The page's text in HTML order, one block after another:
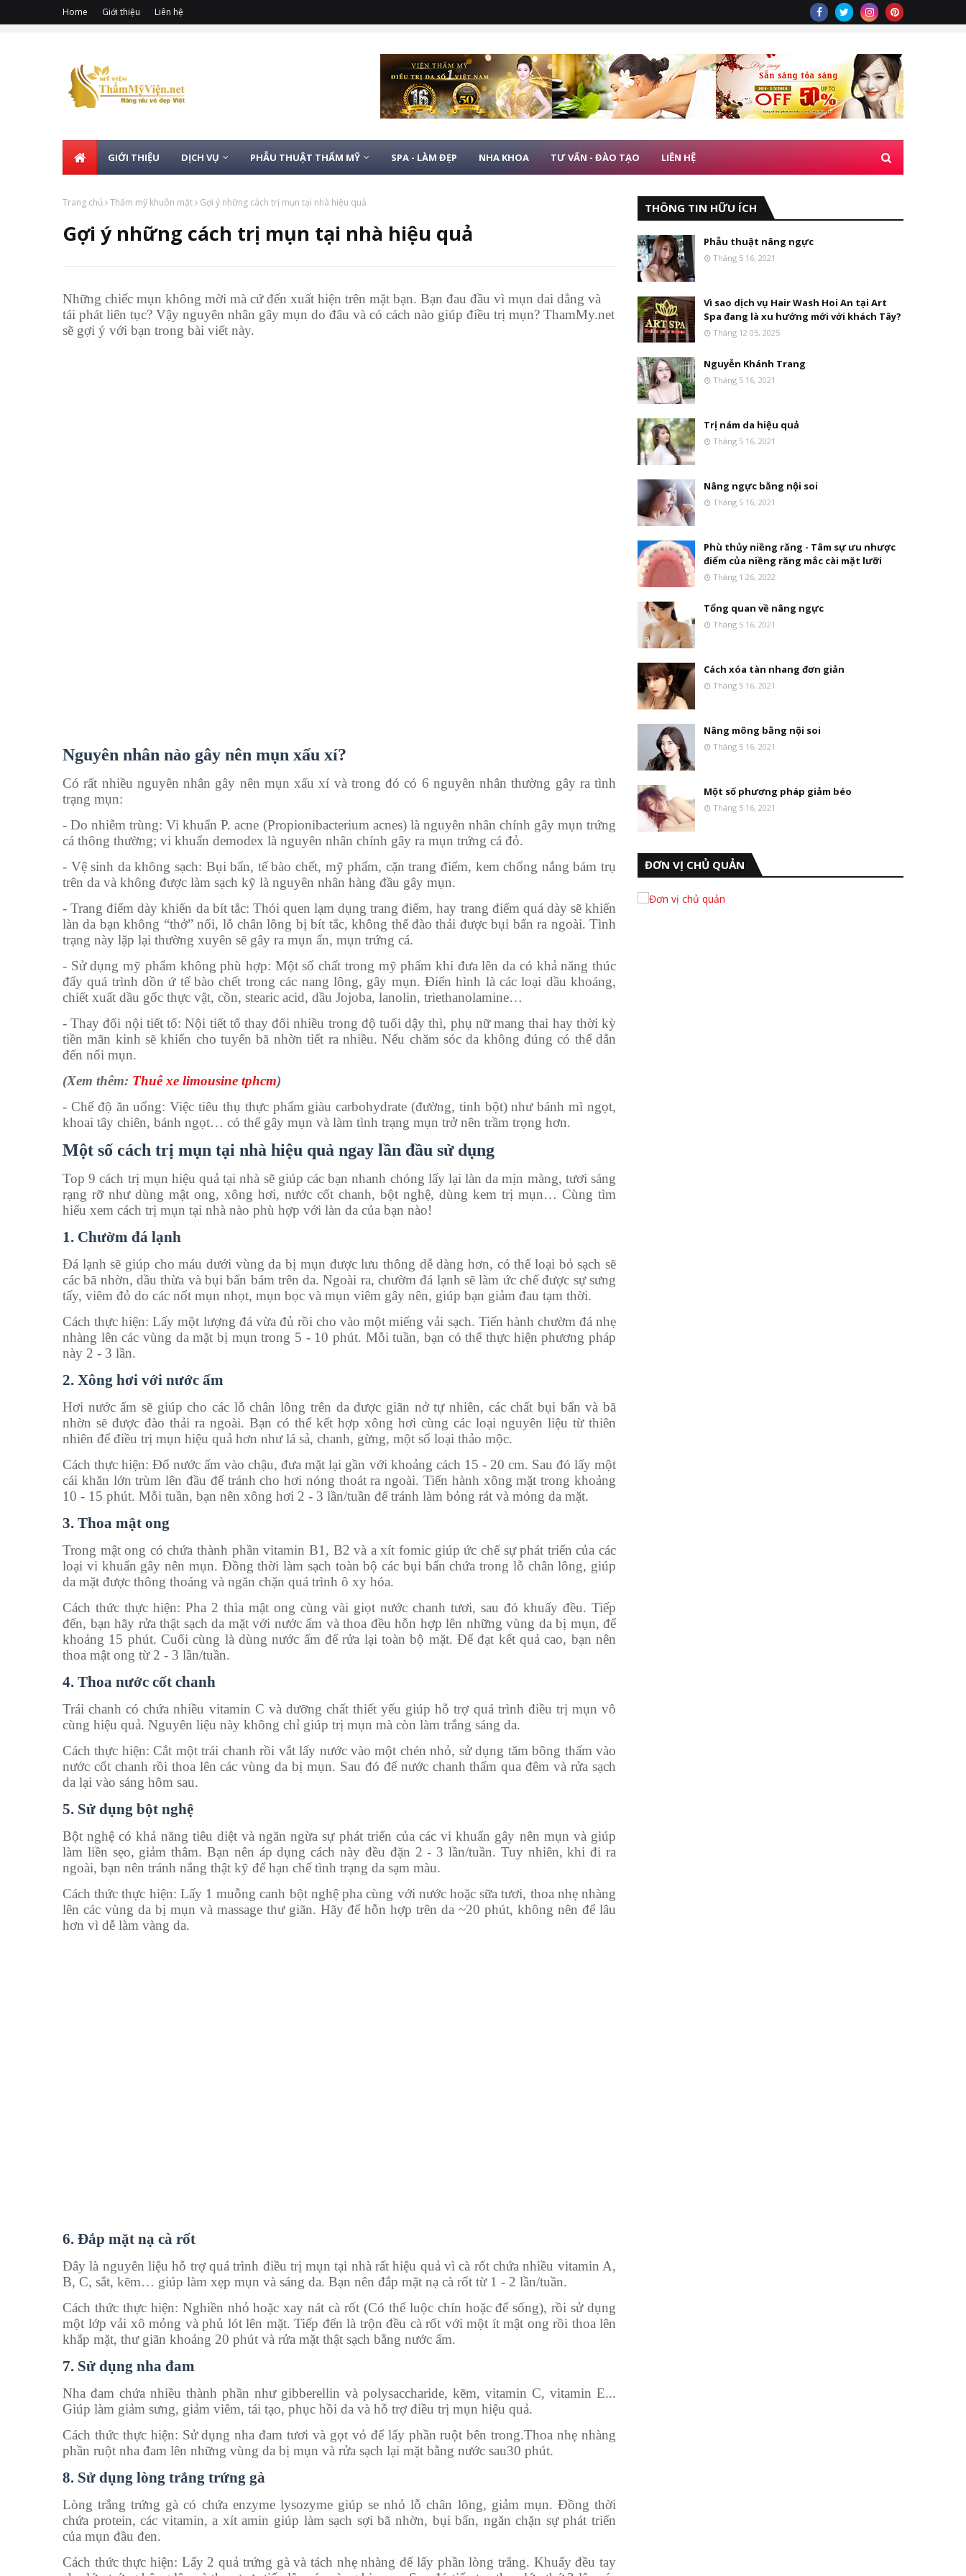
Home Giới thiệu Liên hệ
GIỚI THIỆU DỊCH VỤ PHẪU THUẬT THẨM MỸ SPA - LÀM ĐẸP NHA KHOA TƯ VẤN - ĐÀO TẠO LIÊN HỆ
Trang chủ Thẩm mỹ khuôn mặt Gợi ý những cách trị mụn tại nhà hiệu quả
Gợi ý những cách trị mụn tại nhà hiệu quả
Những chiếc mụn không mời mà cứ đến xuất hiện trên mặt bạn. Bạn đau đầu vì mụn dai dẳng và
tái phát liên tục? Vậy nguyên nhân gây mụn do đâu và có cách nào giúp điều trị mụn? ThamMy.net
sẽ gợi ý với bạn trong bài viết này.
Nguyên nhân nào gây nên mụn xấu xí?
Có rất nhiều nguyên nhân gây nên mụn xấu xí và trong đó có 6 nguyên nhân thường gây ra tình
trạng mụn:
- Do nhiễm trùng: Vi khuẩn P. acne (Propionibacterium acnes) là nguyên nhân chính gây mụn trứng
cá thông thường; vi khuẩn demodex là nguyên nhân chính gây ra mụn trứng cá đỏ.
- Vệ sinh da không sạch: Bụi bẩn, tế bào chết, mỹ phẩm, cặn trang điểm, kem chống nắng bám trụ
trên da và không được làm sạch kỹ là nguyên nhân hàng đầu gây mụn.
- Trang điểm dày khiến da bít tắc: Thói quen lạm dụng trang điểm, hay trang điểm quá dày sẽ khiến
làn da bạn không “thở” nổi, lỗ chân lông bị bít tắc, không thể đào thải được bụi bẩn ra ngoài. Tình
trạng này lặp lại thường xuyên sẽ gây ra mụn ẩn, mụn trứng cá.
- Sử dụng mỹ phẩm không phù hợp: Một số chất trong mỹ phẩm khi đưa lên da có khả năng thúc
đẩy quá trình dồn ứ tế bào chết trong các nang lông, gây mụn. Điển hình là các loại dầu khoáng,
chiết xuất dầu gốc thực vật, cồn, stearic acid, dầu Jojoba, lanolin, triethanolamine…
- Thay đổi nội tiết tố: Nội tiết tố thay đổi nhiều trong độ tuổi dậy thì, phụ nữ mang thai hay thời kỳ
tiền mãn kinh sẽ khiến cho tuyến bã nhờn tiết ra nhiều. Nếu chăm sóc da không đúng có thể dẫn
đến nổi mụn.
(Xem thêm: Thuê xe limousine tphcm)
- Chế độ ăn uống: Việc tiêu thụ thực phẩm giàu carbohydrate (đường, tinh bột) như bánh mì ngọt,
khoai tây chiên, bánh ngọt… có thể gây mụn và làm tình trạng mụn trở nên trầm trọng hơn.
Một số cách trị mụn tại nhà hiệu quả ngay lần đầu sử dụng
Top 9 cách trị mụn hiệu quả tại nhà sẽ giúp các bạn nhanh chóng lấy lại làn da mịn màng, tươi sáng
rạng rỡ như dùng mật ong, xông hơi, nước cốt chanh, bột nghệ, dùng kem trị mụn… Cùng tìm
hiểu xem cách trị mụn tại nhà nào phù hợp với làn da của bạn nào!
1. Chườm đá lạnh
Đá lạnh sẽ giúp cho máu dưới vùng da bị mụn được lưu thông dễ dàng hơn, có thể loại bỏ sạch sẽ
các bã nhờn, dầu thừa và bụi bẩn bám trên da. Ngoài ra, chườm đá lạnh sẽ làm ức chế được sự sưng
tấy, viêm đỏ do các nốt mụn nhọt, mụn bọc và mụn viêm gây nên, giúp bạn giảm đau tạm thời.
Cách thực hiện: Lấy một lượng đá vừa đủ rồi cho vào một miếng vải sạch. Tiến hành chườm đá nhẹ
nhàng lên các vùng da mặt bị mụn trong 5 - 10 phút. Mỗi tuần, bạn có thể thực hiện phương pháp
này 2 - 3 lần.
2. Xông hơi với nước ấm
Hơi nước ấm sẽ giúp cho các lỗ chân lông trên da được giãn nở tự nhiên, các chất bụi bẩn và bã
nhờn sẽ được đào thải ra ngoài. Bạn có thể kết hợp xông hơi cùng các loại nguyên liệu từ thiên
nhiên để điều trị mụn hiệu quả hơn như lá sả, chanh, gừng, một số loại thảo mộc.
Cách thực hiện: Đổ nước ấm vào chậu, đưa mặt lại gần với khoảng cách 15 - 20 cm. Sau đó lấy một
cái khăn lớn trùm lên đầu để tránh cho hơi nóng thoát ra ngoài. Tiến hành xông mặt trong khoảng
10 - 15 phút. Mỗi tuần, bạn nên xông hơi 2 - 3 lần/tuần để tránh làm bỏng rát và mỏng da mặt.
3. Thoa mật ong
Trong mật ong có chứa thành phần vitamin B1, B2 và a xít fomic giúp ức chế sự phát triển của các
loại vi khuẩn gây nên mụn. Đồng thời làm sạch toàn bộ các bụi bẩn chứa trong lỗ chân lông, giúp
da mặt được thông thoáng và ngăn chặn quá trình ô xy hóa.
Cách thức thực hiện: Pha 2 thìa mật ong cùng vài giọt nước chanh tươi, sau đó khuấy đều. Tiếp
đến, bạn hãy rửa thật sạch da mặt với nước ấm và thoa đều hỗn hợp lên những vùng da bị mụn, để
khoảng 15 phút. Cuối cùng là dùng nước ấm để rửa lại toàn bộ mặt. Để đạt kết quả cao, bạn nên
thoa mật ong từ 2 - 3 lần/tuần.
4. Thoa nước cốt chanh
Trái chanh có chứa nhiều vitamin C và dưỡng chất thiết yếu giúp hỗ trợ quá trình điều trị mụn vô
cùng hiệu quả. Nguyên liệu này không chỉ giúp trị mụn mà còn làm trắng sáng da.
Cách thực hiện: Cắt một trái chanh rồi vắt lấy nước vào một chén nhỏ, sử dụng tăm bông thấm vào
nước cốt chanh rồi thoa lên các vùng da bị mụn. Sau đó để nước chanh thấm qua đêm và rửa sạch
da lại vào sáng hôm sau.
5. Sử dụng bột nghệ
Bột nghệ có khả năng tiêu diệt và ngăn ngừa sự phát triển của các vi khuẩn gây nên mụn và giúp
làm liền sẹo, giảm thâm. Bạn nên áp dụng cách này đều đặn 2 - 3 lần/tuần. Tuy nhiên, khi đi ra
ngoài, bạn nên tránh nắng thật kỹ để hạn chế tình trạng da sạm màu.
Cách thức thực hiện: Lấy 1 muỗng canh bột nghệ pha cùng với nước hoặc sữa tươi, thoa nhẹ nhàng
lên các vùng da bị mụn và massage thư giãn. Hãy để hỗn hợp trên da ~20 phút, không nên để lâu
hơn vì dễ làm vàng da.
6. Đắp mặt nạ cà rốt
Đây là nguyên liệu hỗ trợ quá trình điều trị mụn tại nhà rất hiệu quả vì cà rốt chứa nhiều vitamin A,
B, C, sắt, kẽm… giúp làm xẹp mụn và sáng da. Bạn nên đắp mặt nạ cà rốt từ 1 - 2 lần/tuần.
Cách thức thực hiện: Nghiền nhỏ hoặc xay nát cà rốt (Có thể luộc chín hoặc để sống), rồi sử dụng
một lớp vải xô mỏng và phủ lót lên mặt. Tiếp đến là trộn đều cà rốt với một ít mật ong rồi thoa lên
khắp mặt, thư giãn khoảng 20 phút và rửa mặt thật sạch bằng nước ấm.
7. Sử dụng nha đam
Nha đam chứa nhiều thành phần như gibberellin và polysaccharide, kẽm, vitamin C, vitamin E...
Giúp làm giảm sưng, giảm viêm, tái tạo, phục hồi da và hỗ trợ điều trị mụn hiệu quả.
Cách thức thực hiện: Sử dụng nha đam tươi và gọt vỏ để lấy phần ruột bên trong.Thoa nhẹ nhàng
phần ruột nha đam lên những vùng da bị mụn và rửa sạch lại mặt bằng nước sau30 phút.
8. Sử dụng lòng trắng trứng gà
Lòng trắng trứng gà có chứa enzyme lysozyme giúp se nhỏ lỗ chân lông, giảm mụn. Đồng thời
chứa protein, các vitamin, a xít amin giúp làm sạch sợi bã nhờn, bụi bẩn, ngăn chặn sự phát triển
của mụn đầu đen.
Cách thức thực hiện: Lấy 2 quả trứng gà và tách nhẹ nhàng để lấy phần lòng trắng. Khuấy đều tay
THÔNG TIN HỮU ÍCH
Phẫu thuật nâng ngực
Tháng 5 16, 2021
Vì sao dịch vụ Hair Wash Hoi An tại Art
Spa đang là xu hướng mới với khách Tây?
Tháng 12 05, 2025
Nguyễn Khánh Trang
Tháng 5 16, 2021
Trị nám da hiệu quả
Tháng 5 16, 2021
Nâng ngực bằng nội soi
Tháng 5 16, 2021
Phù thủy niềng răng - Tâm sự ưu nhược
điểm của niềng răng mắc cài mặt lưỡi
Tháng 1 26, 2022
Tổng quan về nâng ngực
Tháng 5 16, 2021
Cách xóa tàn nhang đơn giản
Tháng 5 16, 2021
Nâng mông bằng nội soi
Tháng 5 16, 2021
Một số phương pháp giảm béo
Tháng 5 16, 2021
ĐƠN VỊ CHỦ QUẢN